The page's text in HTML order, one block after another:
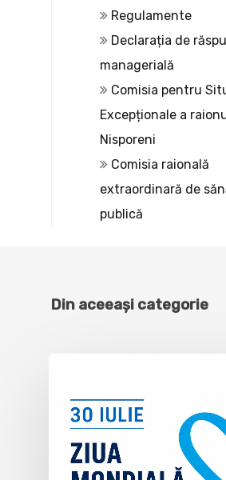
Regulamente
Declarația de
managerială
Comisia pentru
Excepționale a
Nisporeni
Comisia raională
extraordinară de
publică
Din aceeași categorie